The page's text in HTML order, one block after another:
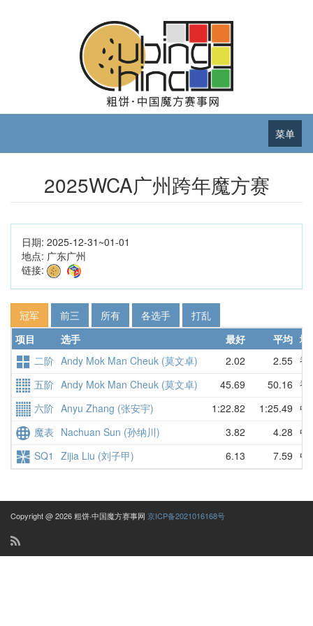
菜单
2025WCA广州跨年魔方赛
日期: 2025-12-31~01-01
地点: 广东广州
链接:
冠军 前三 所有 各选手
打乱
项目
选手 最好 平均 地
二阶 Andy Mok Man Cheuk (莫文卓) 2.02 2.55 香
五阶 Andy Mok Man Cheuk (莫文卓) 45.69 50.16 香
六阶 Anyu Zhang (张安宇) 1:22.82 1:25.49 中
魔表 Nachuan Sun (孙纳川) 3.82 4.28 中
SQ1
Zijia Liu (刘子甲) 6.13 7.59 中
Copyright @ 2026 粗饼·中国魔方赛事网 京ICP备2021016168号